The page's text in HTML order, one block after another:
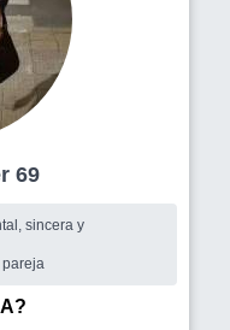
69
sincera y
para salir.. una pareja